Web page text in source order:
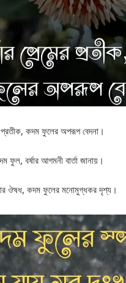
প্রতীক, কদম ফুলের অপরূপ বেদনা।
ফুল, বর্ষার আগমনী বার্তা জানায়।
ঔষধ, কদম ফুলের মনোমুগ্ধকর দৃশ্য।